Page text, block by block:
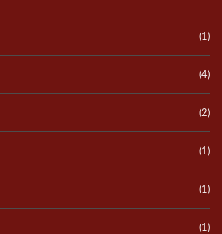
(1)
(4)
(2)
(1)
(1)
(1)